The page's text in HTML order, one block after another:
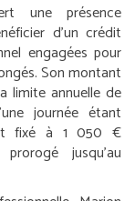
une présence
d’un crédit
engagées pour
Son montant
limite annuelle de
journée étant
fixé à 1 050 €
jusqu’au